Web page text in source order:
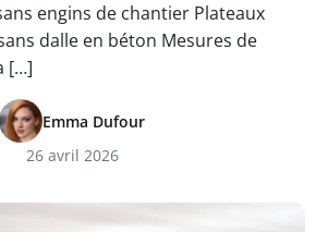
engins de chantier Plateaux
dalle en béton Mesures de
[…]
Emma Dufour
26 avril 2026